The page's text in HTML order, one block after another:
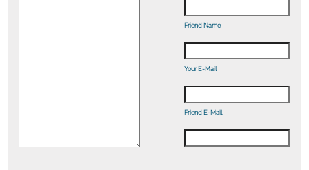
Friend Name
Your E-Mail
Friend E-Mail